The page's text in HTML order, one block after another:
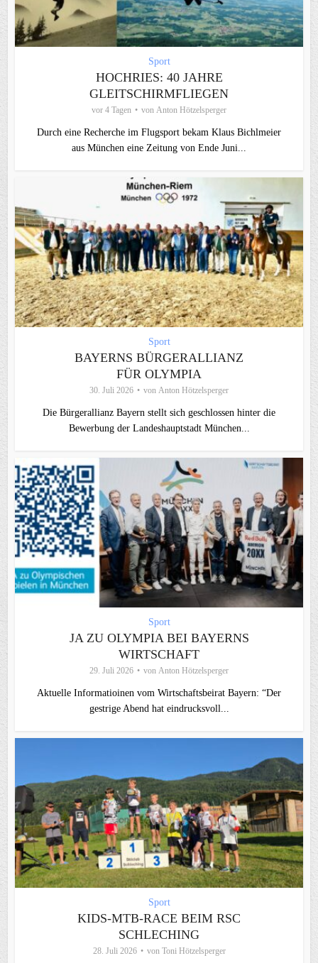
Sport
HOCHRIES: 40 JAHRE
GLEITSCHIRMFLIEGEN
vor 4 Tagen von Anton Hötzelsperger
Durch eine Recherche im Flugsport bekam Klaus Bichlmeier
aus München eine Zeitung von Ende Juni...
Sport
BAYERNS BÜRGERALLIANZ
FÜR OLYMPIA
30. Juli 2026 von Anton Hötzelsperger
Die Bürgerallianz Bayern stellt sich geschlossen hinter die
Bewerbung der Landeshauptstadt München...
Sport
JA ZU OLYMPIA BEI BAYERNS
WIRTSCHAFT
29. Juli 2026 von Anton Hötzelsperger
Aktuelle Informatioinen vom Wirtschaftsbeirat Bayern: “Der
gestrige Abend hat eindrucksvoll...
Sport
KIDS-MTB-RACE BEIM RSC
SCHLECHING
28. Juli 2026 von Toni Hötzelsperger